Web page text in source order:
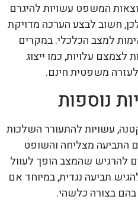
המשפט עשויות להיגרם
חשוב לבצע הערכה מדויקת
למצב הכלכלי. במקרים
עלויות, כמו ייצוג
משפטית חינם.
נוספות
עשויות להתעורר השלכות
התביעה מצליחה והשופט
להרגיש שהמצב הופך לעוול
תביעה נגדית, במיוחד אם
בצורה כלשהי.